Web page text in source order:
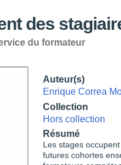
des
du formateur
Auteur(s)
Enrique Correa
Collection
Hors collection
Résumé
Les stages
futures cohortes